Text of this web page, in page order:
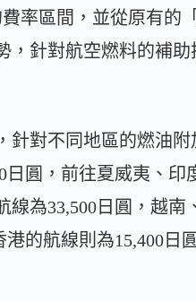
費率區間，並從原有的
針對航空燃料的補
針對不同地區的燃油
圓，前往夏威夷、印
為33,500日圓，越
的航線則為15,400